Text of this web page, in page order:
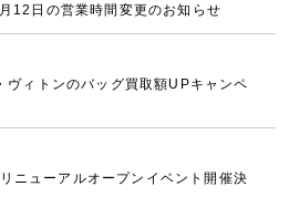
12日の営業時間変更のお知らせ
ヴィトンのバッグ買取額UPキャンペ
ニューアルオープンイベント開催決